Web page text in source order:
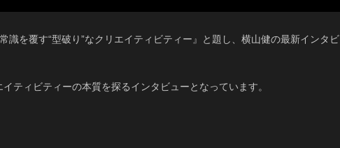
を覆す“型破り”なクリエイティビティー』と題し、横山健の最新インタビ
ティビティーの本質を探るインタビューとなっています。